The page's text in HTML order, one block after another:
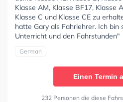
Klasse AM, Klasse BF17, Klasse
Klasse C und Klasse CE zu
hatte Gary als Fahrlehrer. Ich bin
Unterricht und den Fahrstunden"
German
Einen Termin
232 Personen die diese